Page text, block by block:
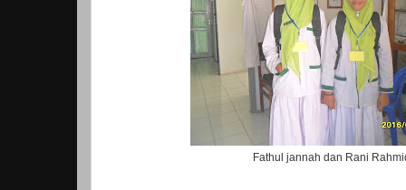
Fathul jannah dan Rani